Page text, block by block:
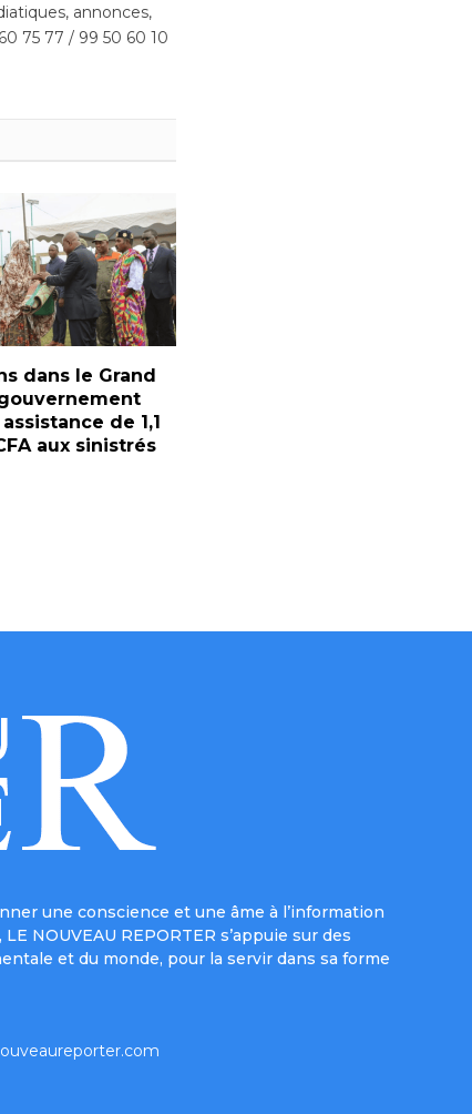
annonces,
75 77 / 99 50 60 10
dans le Grand
de 1,1
aux sinistrés
une conscience et une âme à l’information
NOUVEAU REPORTER s’appuie sur des
et du monde, pour la servir dans sa forme